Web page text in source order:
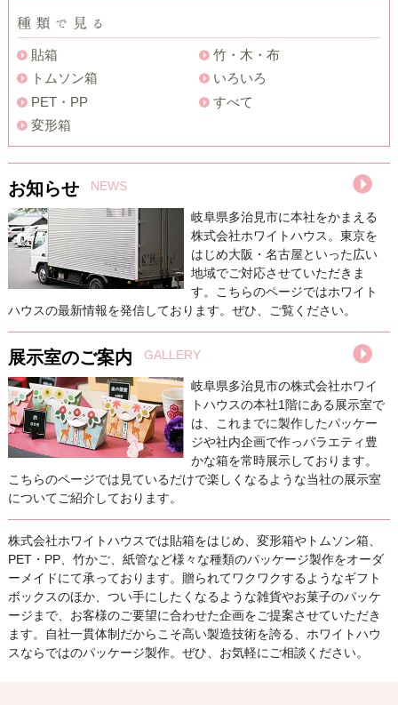
貼箱
トムソン箱
PET・PP
変形箱
竹・木・布
いろいろ
すべて
お知らせ NEWS
岐阜県多治見市に本社をかまえる
株式会社ホワイトハウス。東京を
はじめ大阪・名古屋といった広い
地域でご対応させていただきま
す。こちらのページではホワイト
ハウスの最新情報を発信しております。ぜひ、ご覧ください。
展示室のご案内 GALLERY
岐阜県多治見市の株式会社ホワイ
トハウスの本社1階にある展示室で
は、これまでに製作したパッケー
ジや社内企画で作っバラエティ豊
かな箱を常時展示しております。
こちらのページでは見ているだけで楽しくなるような当社の展示室
についてご紹介しております。
株式会社ホワイトハウスでは貼箱をはじめ、変形箱やトムソン箱、
PET・PP、竹かご、紙管など様々な種類のパッケージ製作をオーダ
ーメイドにて承っております。贈られてワクワクするようなギフト
ボックスのほか、つい手にしたくなるような雑貨やお菓子のパッケ
ージまで、お客様のご要望に合わせた企画をご提案させていただき
ます。自社一貫体制だからこそ高い製造技術を誇る、ホワイトハウ
スならではのパッケージ製作。ぜひ、お気軽にご相談ください。